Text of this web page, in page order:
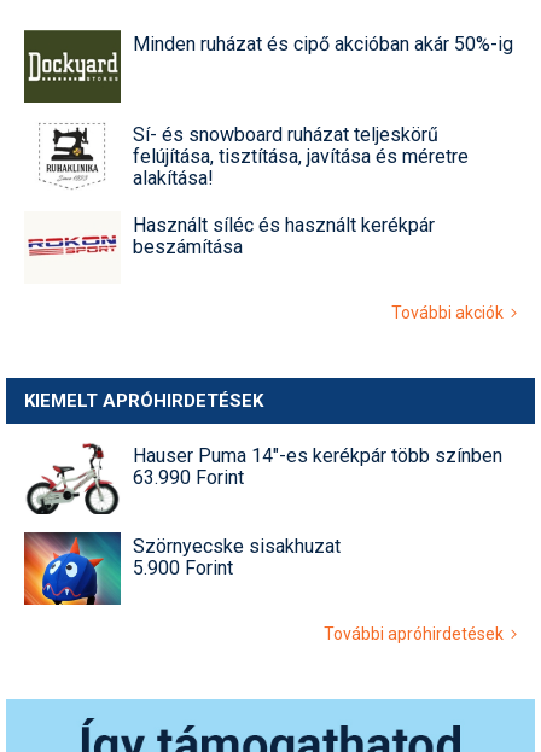
Minden ruházat és cipő akcióban akár 50%-ig
Sí- és snowboard ruházat teljeskörű
felújítása, tisztítása, javítása és méretre
alakítása!
Használt síléc és használt kerékpár
beszámítása
További akciók
KIEMELT APRÓHIRDETÉSEK
Hauser Puma 14"-es kerékpár több színben
63.990 Forint
Szörnyecske sisakhuzat
5.900 Forint
További apróhirdetések